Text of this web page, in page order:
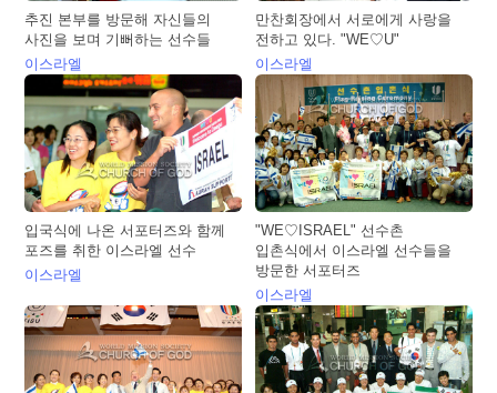
추진 본부를 방문해 자신들의
사진을 보며 기뻐하는 선수들
이스라엘
만찬회장에서 서로에게 사랑을
전하고 있다. "WE♡U"
이스라엘
입국식에 나온 서포터즈와 함께
포즈를 취한 이스라엘 선수
이스라엘
"WE♡ISRAEL" 선수촌
입촌식에서 이스라엘 선수들을
방문한 서포터즈
이스라엘